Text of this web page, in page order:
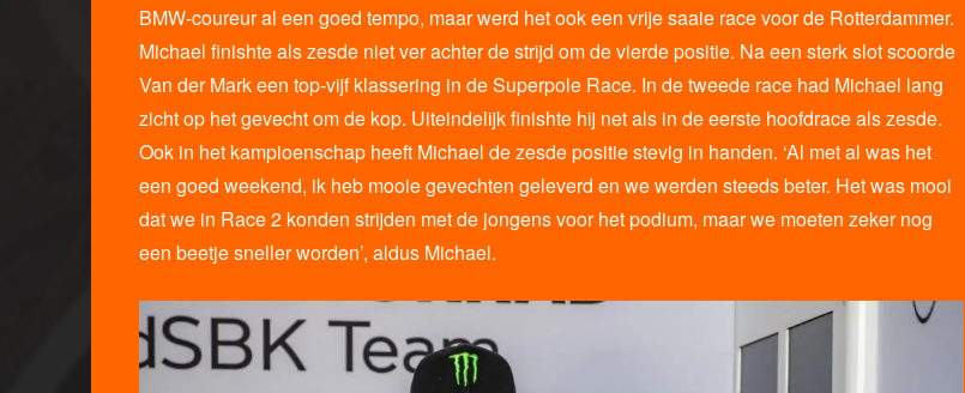
BMW-coureur al een goed tempo, maar werd het ook een vrije saaie race voor de Rotterdammer.
Michael finishte als zesde niet ver achter de strijd om de vierde positie. Na een sterk slot scoorde
Van der Mark een top-vijf klassering in de Superpole Race. In de tweede race had Michael lang
zicht op het gevecht om de kop. Uiteindelijk finishte hij net als in de eerste hoofdrace als zesde.
Ook in het kampioenschap heeft Michael de zesde positie stevig in handen. ‘Al met al was het
een goed weekend, ik heb mooie gevechten geleverd en we werden steeds beter. Het was mooi
dat we in Race 2 konden strijden met de jongens voor het podium, maar we moeten zeker nog
een beetje sneller worden’, aldus Michael.